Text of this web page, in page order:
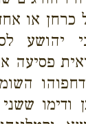
כרחן או
יהושע
פסיעה
ודימו